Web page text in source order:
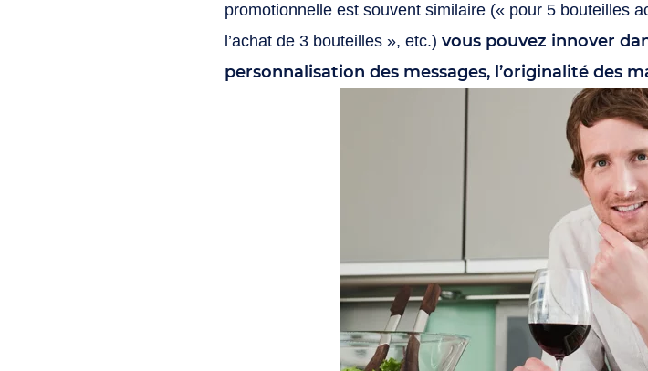
promotionnelle est souvent similaire (« pour 5 bouteilles
l’achat de 3 bouteilles », etc.) vous pouvez innover
personnalisation des messages, l’originalité des